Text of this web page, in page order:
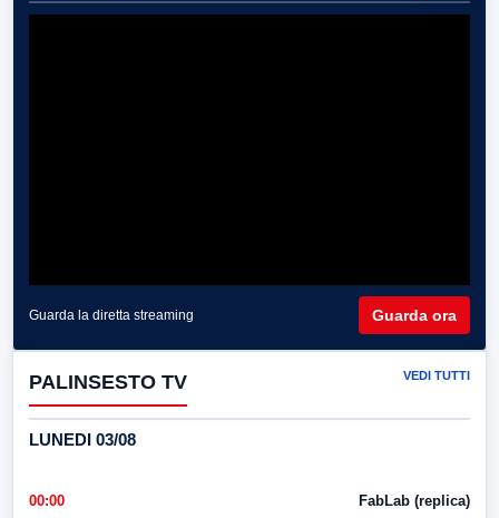
Guarda la diretta streaming Guarda ora
PALINSESTO TV VEDI TUTTI
LUNEDI 03/08
00:00 FabLab (replica)